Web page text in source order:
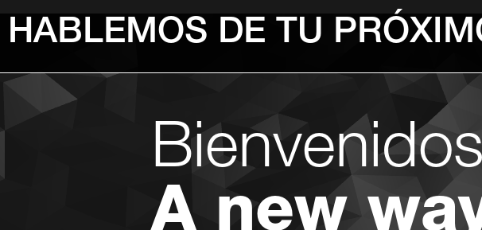
HABLEMOS DE TU
A new